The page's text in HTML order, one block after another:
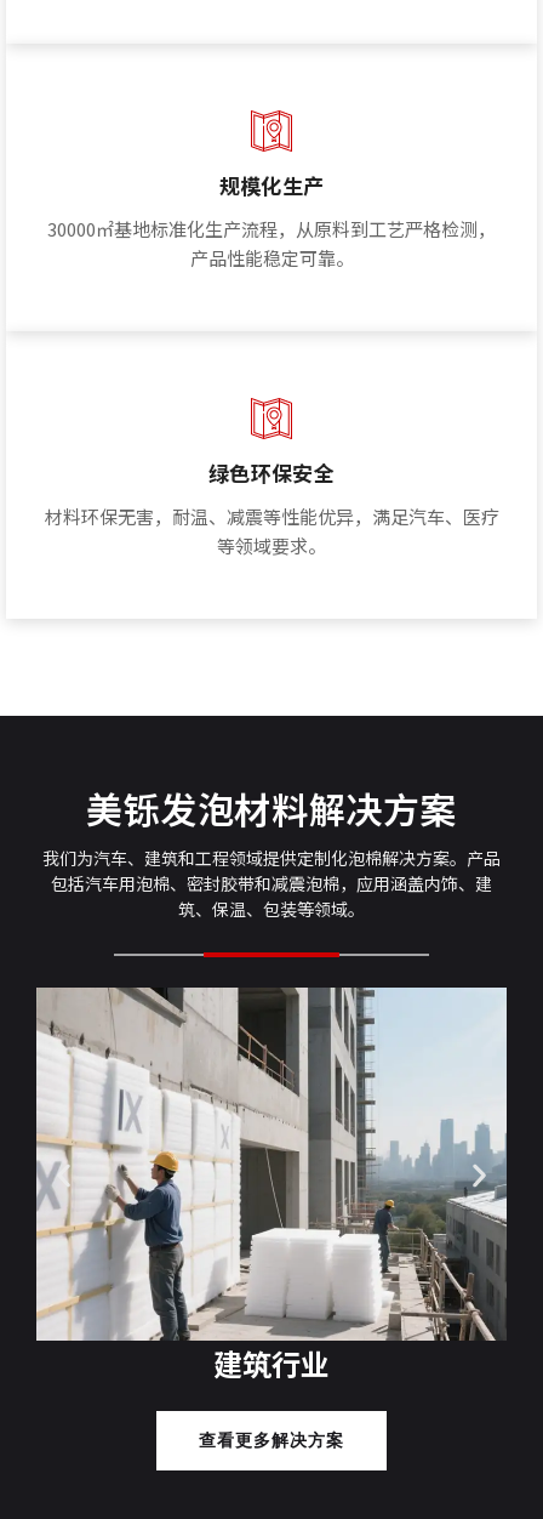
规模化生产
30000㎡基地标准化生产流程，从原料到工艺严格检测，
产品性能稳定可靠。
绿色环保安全
材料环保无害，耐温、减震等性能优异，满足汽车、医疗
等领域要求。
美铄发泡材料解决方案
我们为汽车、建筑和工程领域提供定制化泡棉解决方案。产品
包括汽车用泡棉、密封胶带和减震泡棉，应用涵盖内饰、建
筑、保温、包装等领域。
建筑行业
查看更多解决方案